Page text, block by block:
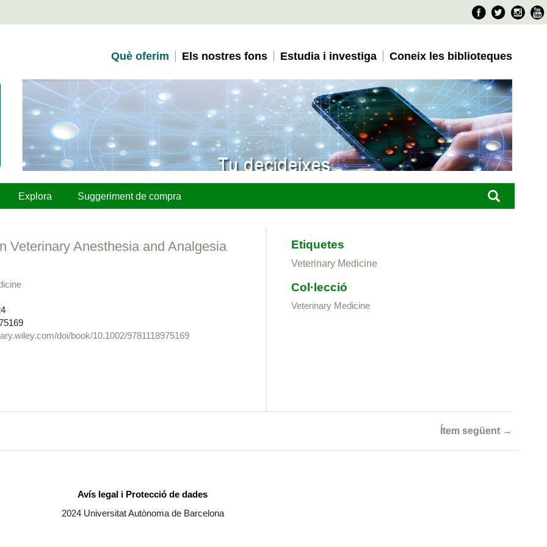
Twitter
Què oferim Els nostres fons Estudia i investiga Coneix les biblioteques
Explora Suggeriment de compra
Veterinary Anesthesia and Analgesia
doi/book/10.1002/9781118975169
Etiquetes
Veterinary Medicine
Col·lecció
Veterinary Medicine
Ítem següent →
Avís legal i Protecció de dades
2024 Universitat Autònoma de Barcelona